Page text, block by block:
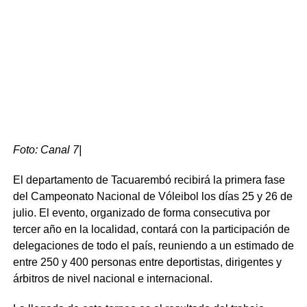
Ante la adversidad, Tacuarembó adelantó sus líneas e
generó buenas insinuaciones con un remate de zurda
que terminó abriéndose. Las oportunidades más claras
para achicar distancias chocaron directamente contra la
enorme figura del arquero visitante Joaquín Silva, quien
se erigió como la gran estrella del partido al ahogar dos
ocasiones clarísimas: primero ante un cabezazo de
Agustín Coito y luego deteniendo a puro reflejo un fuerte
Foto: Canal 7|
El departamento de Tacuarembó recibirá la primera fase
del Campeonato Nacional de Vóleibol los días 25 y 26 de
julio. El evento, organizado de forma consecutiva por
tercer año en la localidad, contará con la participación de
delegaciones de todo el país, reuniendo a un estimado de
entre 250 y 400 personas entre deportistas, dirigentes y
árbitros de nivel nacional e internacional.